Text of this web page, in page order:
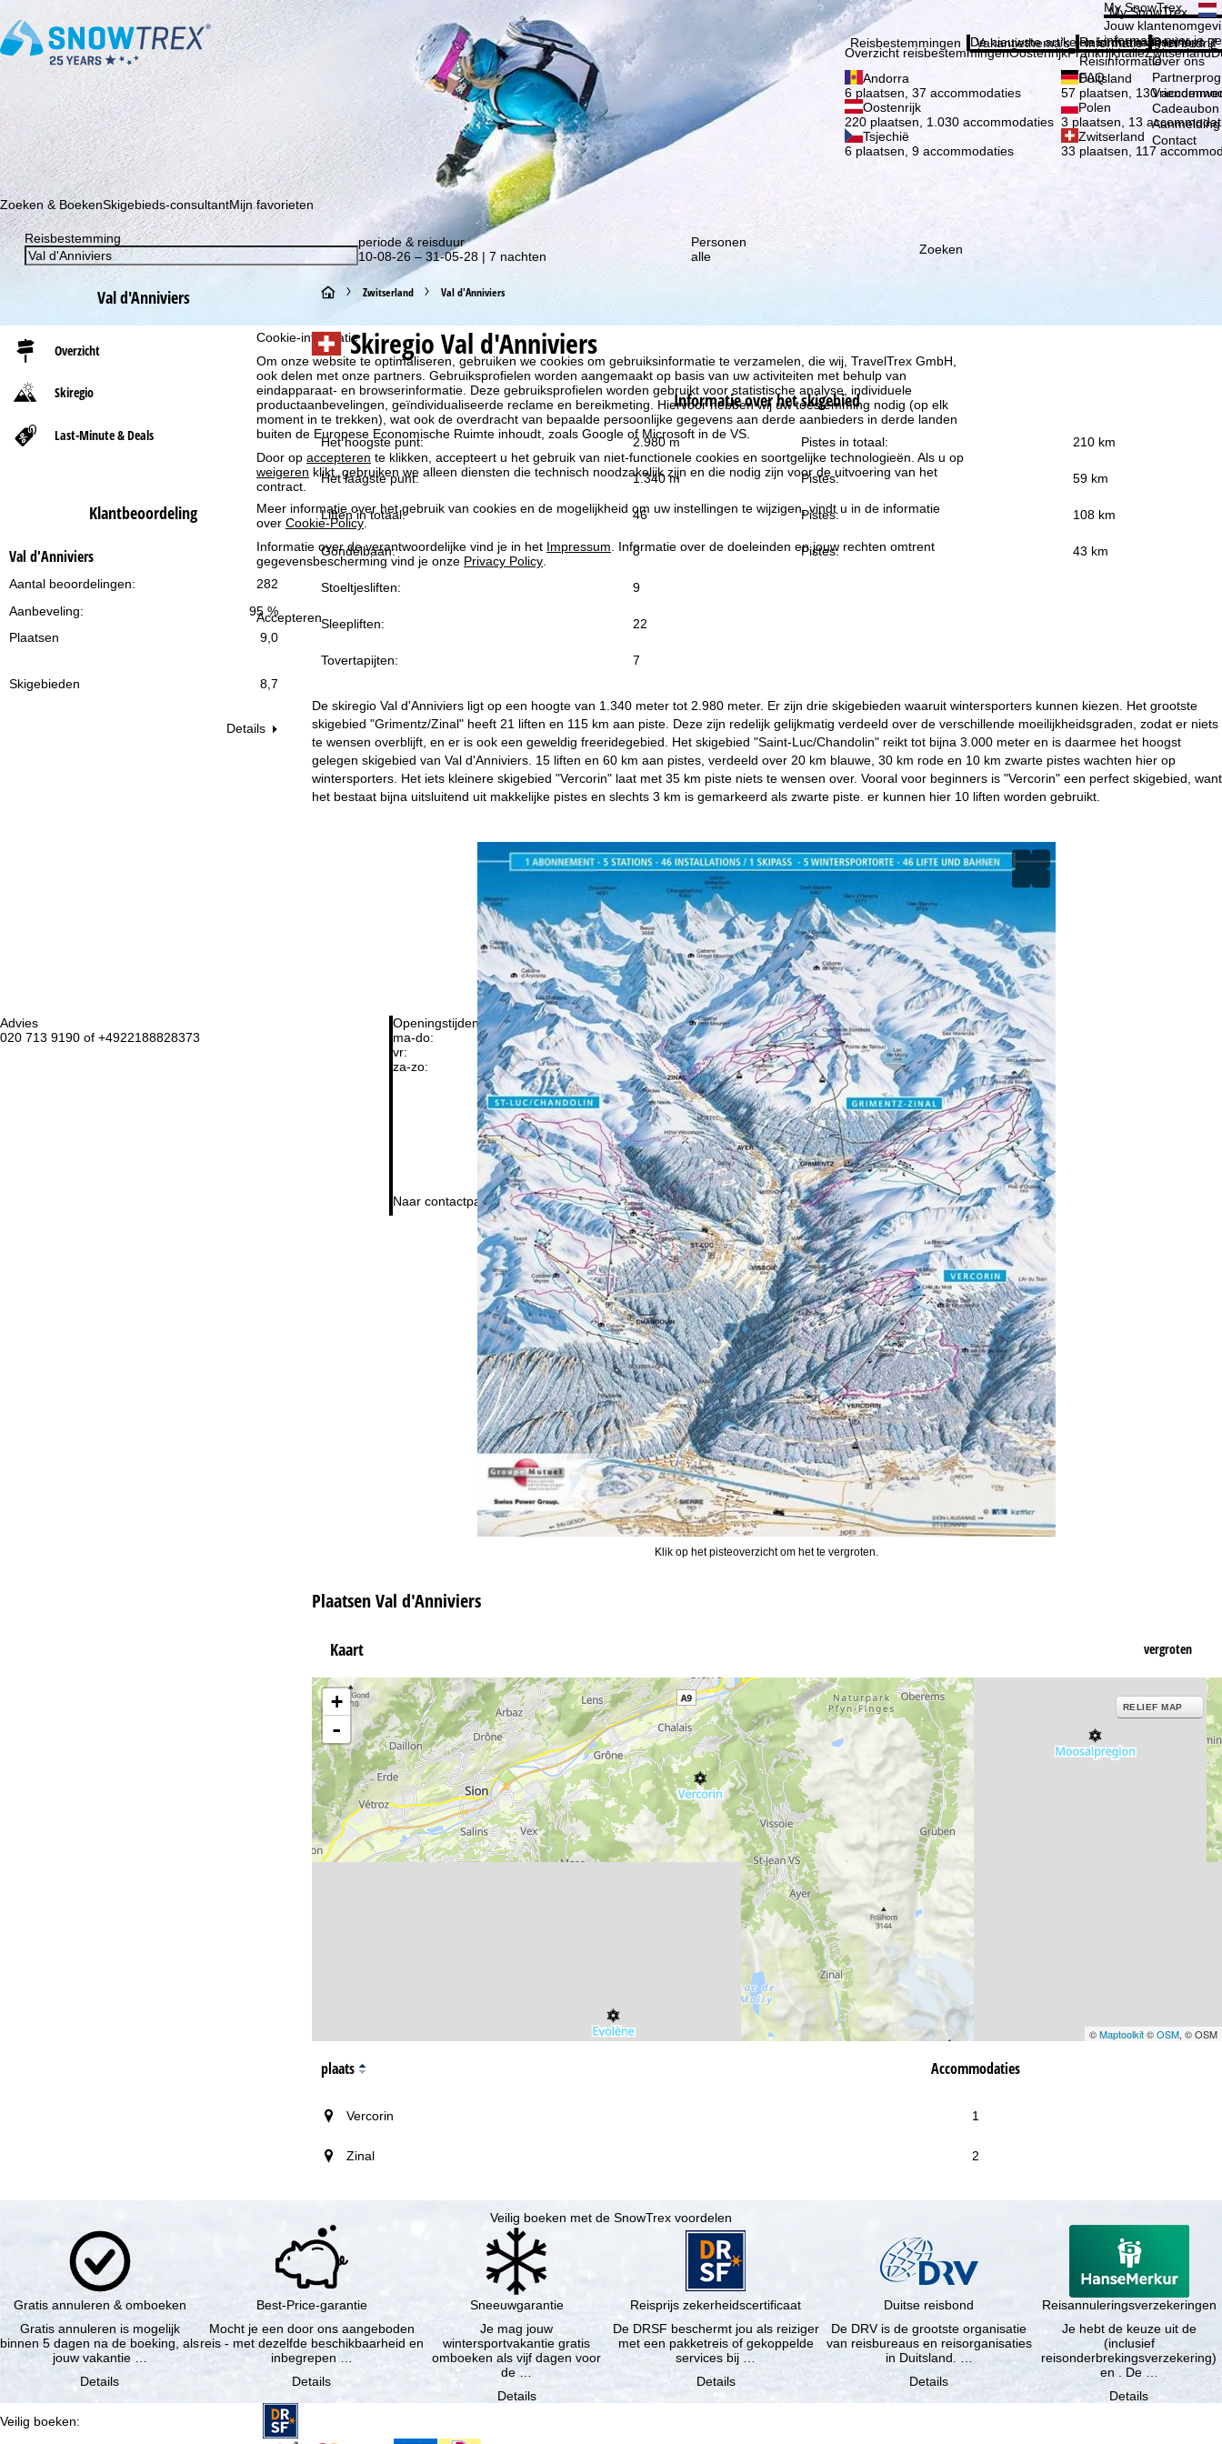
Cookie-informatie
Om onze website te optimaliseren, gebruiken we cookies om gebruiksinformatie te verzamelen, die wij, TravelTrex GmbH,
ook delen met onze partners. Gebruiksprofielen worden aangemaakt op basis van uw activiteiten met behulp van
eindapparaat- en browserinformatie. Deze gebruiksprofielen worden gebruikt voor statistische analyse, individuele
productaanbevelingen, geïndividualiseerde reclame en bereikmeting. Hiervoor hebben wij uw toestemming nodig (op elk
moment in te trekken), wat ook de overdracht van bepaalde persoonlijke gegevens aan derde aanbieders in derde landen
buiten de Europese Economische Ruimte inhoudt, zoals Google of Microsoft in de VS.
Door op accepteren te klikken, accepteert u het gebruik van niet-functionele cookies en soortgelijke technologieën. Als u op
weigeren klikt, gebruiken we alleen diensten die technisch noodzakelijk zijn en die nodig zijn voor de uitvoering van het
contract.
Meer informatie over het gebruik van cookies en de mogelijkheid om uw instellingen te wijzigen, vindt u in de informatie
over Cookie-Policy.
Informatie over de verantwoordelijke vind je in het Impressum. Informatie over de doeleinden en jouw rechten omtrent
gegevensbescherming vind je onze Privacy Policy.
Accepteren
Advies
020 713 9190 of +4922188828373
Openingstijden
ma-do:
09:00-17:00
vr:
09:00-14:00
za-zo:
gesloten
Naar contactpagina
Advies
Schrijf je in voor onze nieuwsbrief en wees als eerste op de hoogte van onze kortingsacties!
My SnowTrex
My SnowTrex
Jouw
informatie over je
Reisbestemmingen
Overzicht reisbestemmingenOostenrijkFrankrijkItaliëZwitserland
Andorra
6 plaatsen, 37 accommodaties
Duitsland
57 plaatsen, 130
Oostenrijk
220 plaatsen, 1.030 accommodaties
Polen
3 plaatsen, 13
Tsjechië
6 plaatsen, 9 accommodaties
Zwitserland
33 plaatsen, 117
Vakantiethema's
De nieuwste artikelen in ons magazine
Informatie
Reisinformatie
Reisinformatie
FAQ
Het bedrijf
Over ons
Over ons
Cadeaubon
Contact
Zoeken & BoekenSkigebieds-consultantMijn favorieten
Reisbestemming
periode & reisduur
10-08-26 – 31-05-28 | 7 nachten
Personen
alle
Zoeken
Val d'Anniviers
Overzicht
Skiregio
Last-Minute & Deals
Klantbeoordeling
Val d'Anniviers
282
Aantal beoordelingen:
95 %
Aanbeveling:
Plaatsen
9,0
Skigebieden 8,7
Details
S
t
a
r
t
p
a
g
i
n
a
Zwitserland Val d'Anniviers
Skiregio Val d'Anniviers
Informatie over het skigebied
Het hoogste punt: 2.980 m Pistes in totaal: 210 km
Het laagste punt: 1.340 m Pistes: 59 km
Liften in totaal: 46 Pistes: 108 km
Gondelbaan: 8 Pistes: 43 km
Stoeltjesliften: 9
Sleepliften: 22
Tovertapijten: 7
De skiregio Val d'Anniviers ligt op een hoogte van 1.340 meter tot 2.980 meter. Er zijn drie skigebieden waaruit wintersporters kunnen kiezen. Het grootste
skigebied "Grimentz/Zinal" heeft 21 liften en 115 km aan piste. Deze zijn redelijk gelijkmatig verdeeld over de verschillende moeilijkheidsgraden, zodat er niets
te wensen overblijft, en er is ook een geweldig freeridegebied. Het skigebied "Saint-Luc/Chandolin" reikt tot bijna 3.000 meter en is daarmee het hoogst
gelegen skigebied van Val d'Anniviers. 15 liften en 60 km aan pistes, verdeeld over 20 km blauwe, 30 km rode en 10 km zwarte pistes wachten hier op
wintersporters. Het iets kleinere skigebied "Vercorin" laat met 35 km piste niets te wensen over. Vooral voor beginners is "Vercorin" een perfect skigebied, want
het bestaat bijna uitsluitend uit makkelijke pistes en slechts 3 km is gemarkeerd als zwarte piste. er kunnen hier 10 liften worden gebruikt.
Klik op het pisteoverzicht om het te vergroten.
Plaatsen Val d'Anniviers
Kaart vergroten
+
-
RELIEF MAP
©Maptoolkit©OSM, © OSM
plaats Accommodaties
Vercorin 1
Zinal 2
Veilig boeken met de SnowTrex voordelen
Gratis annuleren & omboeken
Gratis annuleren is mogelijk
binnen 5 dagen na de boeking, als
jouw vakantie …
Details
Best-Price-garantie
Mocht je een door ons aangeboden
reis - met dezelfde beschikbaarheid en
inbegrepen …
Details
Sneeuwgarantie
Je mag jouw
wintersportvakantie gratis
omboeken als vijf dagen voor
de …
Details
Reisprijs zekerheidscertificaat
De DRSF beschermt jou als reiziger
met een pakketreis of gekoppelde
services bij …
Details
Duitse reisbond
De DRV is de grootste organisatie
van reisbureaus en reisorganisaties
in Duitsland. …
Details
Reisannuleringsverzekeringen
Je hebt de keuze uit de
(inclusief
reisonderbrekingsverzekering)
en . De …
Details
Veilig boeken: